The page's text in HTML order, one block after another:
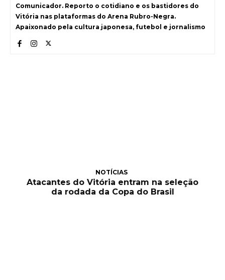
Comunicador. Reporto o cotidiano e os bastidores do
Vitória nas plataformas do Arena Rubro-Negra.
Apaixonado pela cultura japonesa, futebol e jornalismo
NOTÍCIAS
Atacantes do Vitória entram na seleção
da rodada da Copa do Brasil